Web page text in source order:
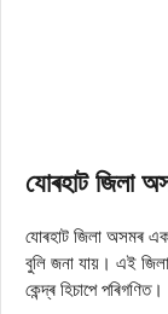
যোৰহাট জিলা
যোৰহাট জিলা অসমৰ এক
বুলি জনা যায়। এই
কেন্দ্ৰ হিচাপে পৰিগণিত।